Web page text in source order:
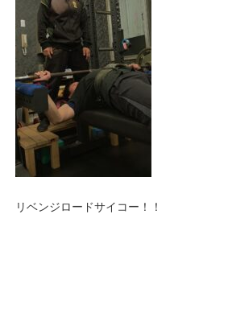
リベンジロードサイコー！！